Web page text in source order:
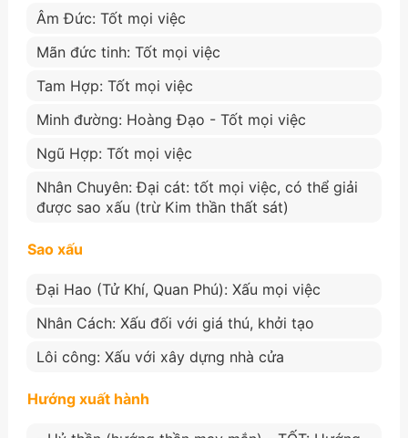
Âm Đức: Tốt mọi việc
Mãn đức tinh: Tốt mọi việc
Tam Hợp: Tốt mọi việc
Minh đường: Hoàng Đạo - Tốt mọi việc
Ngũ Hợp: Tốt mọi việc
Nhân Chuyên: Đại cát: tốt mọi việc, có thể giải
được sao xấu (trừ Kim thần thất sát)
Sao xấu
Đại Hao (Tử Khí, Quan Phú): Xấu mọi việc
Nhân Cách: Xấu đối với giá thú, khởi tạo
Lôi công: Xấu với xây dựng nhà cửa
Hướng xuất hành